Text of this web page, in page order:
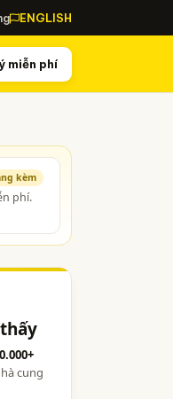
ENGLISH
miễn phí
kèm
phí.
cung